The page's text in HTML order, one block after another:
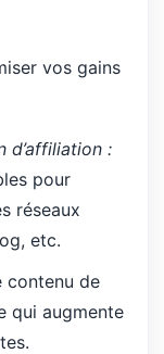
vos gains
d’affiliation :
pour
réseaux
etc.
contenu de
qui augmente